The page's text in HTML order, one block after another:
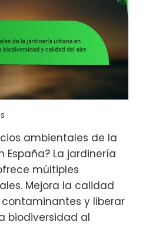
ambientales de la
La jardinería
múltiples
Mejora la calidad
y liberar
biodiversidad al